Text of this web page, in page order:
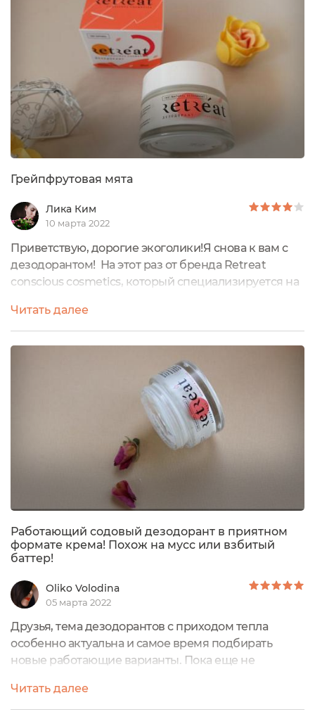
баночка, прозрачная. Дизайн стильный и
минимализм😍Объем баночки составляет - 50
мл.На упаковке...
Грейпфрутовая мята
Лика Ким
10 марта 2022
Приветствую, дорогие экоголики!Я снова к вам с
дезодорантом! На этот раз от бренда Retreat
conscious cosmetics, который специализируется на
себя выбрала аромат Грейпфрут и мята, в линейке
представлены ещё 4 варианта, в том числе
"нейтральный" (без запаха).Внешний вид средства
приятный. Стеклянная баночка упакована в
картонную коробку. Общая информация...
Читать далее
Работающий содовый дезодорант в приятном
формате крема! Похож на мусс или взбитый
баттер!
Oliko Volodina
05 марта 2022
Друзья, тема дезодорантов с приходом тепла
особенно актуальна и самое время подбирать
новые работающие варианты. Пока еще не
все проверить.У меня снова появилась такая
возможность: моя любовь к содовым
Читать далее